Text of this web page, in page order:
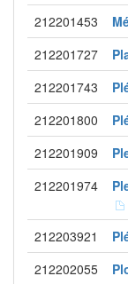
212201453
212201727
212201743
212201800
212201909
212201974
212203921
212202055